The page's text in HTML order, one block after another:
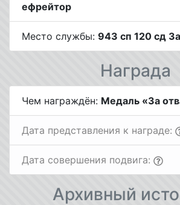
ефрейтор
Место службы: 943 сп 120 сд
Награда
Чем награждён: Медаль «За
Дата представления к награде:
Дата совершения подвига:
Архивный